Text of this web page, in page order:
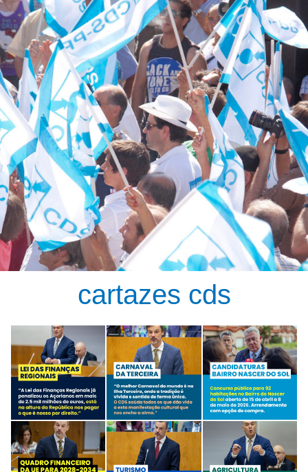
cartazes cds